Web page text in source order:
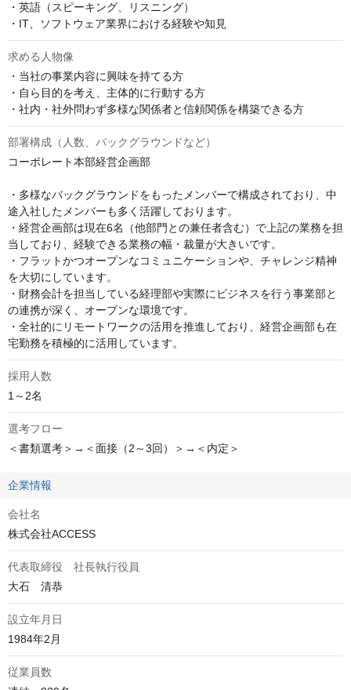
・英語（スピーキング、リスニング）
・IT、ソフトウェア業界における経験や知見
求める人物像
・当社の事業内容に興味を持てる方
・自ら目的を考え、主体的に行動する方
・社内・社外問わず多様な関係者と信頼関係を構築できる方
部署構成（人数、バックグラウンドなど）
コーポレート本部経営企画部
・多様なバックグラウンドをもったメンバーで構成されており、中
途入社したメンバーも多く活躍しております。
・経営企画部は現在6名（他部門との兼任者含む）で上記の業務を担
当しており、経験できる業務の幅・裁量が大きいです。
・フラットかつオープンなコミュニケーションや、チャレンジ精神
を大切にしています。
・財務会計を担当している経理部や実際にビジネスを行う事業部と
の連携が深く、オープンな環境です。
・全社的にリモートワークの活用を推進しており、経営企画部も在
宅勤務を積極的に活用しています。
採用人数
1～2名
選考フロー
＜書類選考＞→＜面接（2～3回）＞→＜内定＞
企業情報
会社名
株式会社ACCESS
代表取締役 社長執行役員
大石　清恭
設立年月日
1984年2月
従業員数